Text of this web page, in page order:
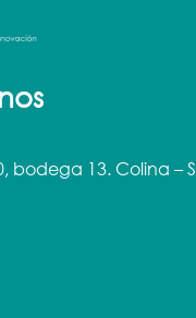
bodega 13. Colina –